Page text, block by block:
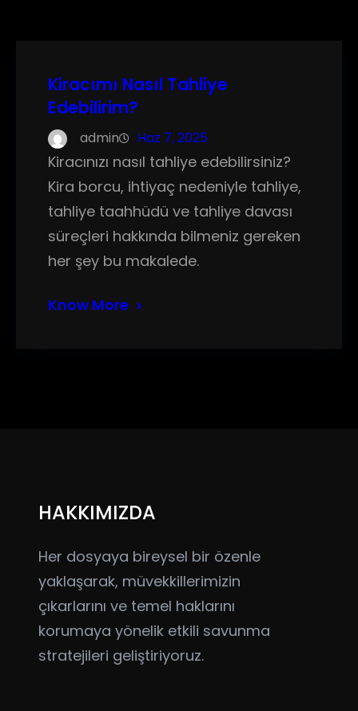
Kiracımı Nasıl Tahliye
Edebilirim?
admin Haz 7, 2025
Kiracınızı nasıl tahliye edebilirsiniz?
Kira borcu, ihtiyaç nedeniyle tahliye,
tahliye taahhüdü ve tahliye davası
süreçleri hakkında bilmeniz gereken
her şey bu makalede.
Know More
HAKKIMIZDA
Her dosyaya bireysel bir özenle
yaklaşarak, müvekkillerimizin
çıkarlarını ve temel haklarını
korumaya yönelik etkili savunma
stratejileri geliştiriyoruz.